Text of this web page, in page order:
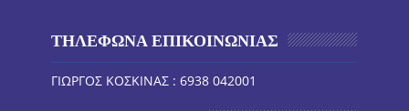
ΤΗΛΕΦΩΝΑ ΕΠΙΚΟΙΝΩΝΙΑΣ
ΓΙΩΡΓΟΣ ΚΟΣΚΙΝΑΣ : 6938 042001